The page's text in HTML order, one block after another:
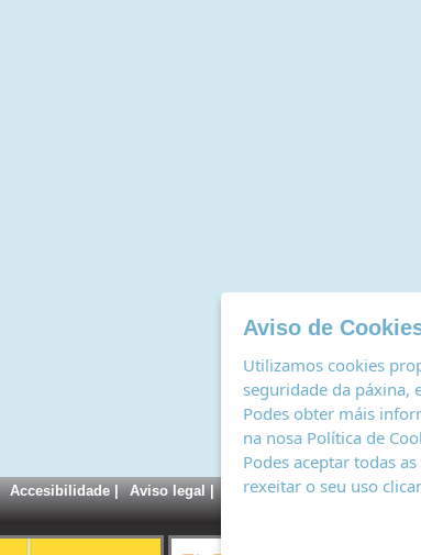
Accesibilidade| Aviso legal| Política de cookies|
Aviso de
Utilizamos cookies
seguridade da páxina,
Podes obter máis
na nosa Política de
Podes aceptar todas
rexeitar o seu uso